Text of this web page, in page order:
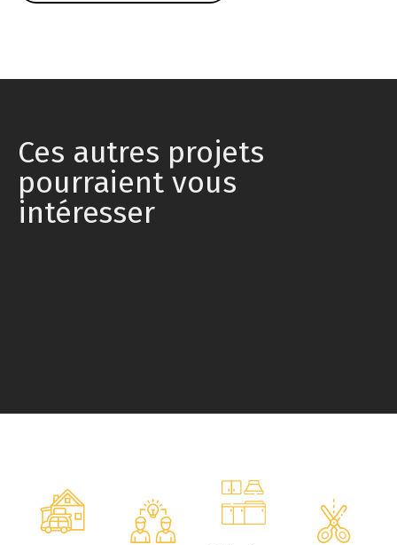
Ces autres projets
pourraient vous
intéresser